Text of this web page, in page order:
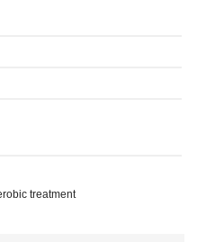
treatment